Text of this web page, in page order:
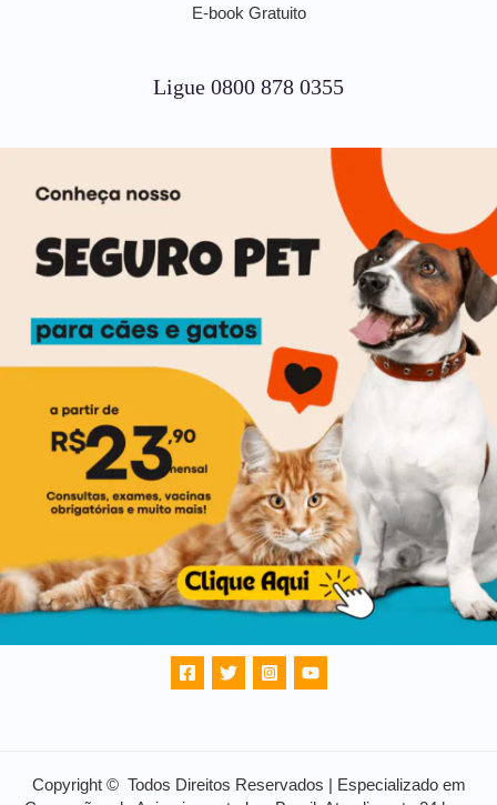
E-book Gratuito
Ligue 0800 878 0355
Copyright © Todos Direitos Reservados | Especializado em